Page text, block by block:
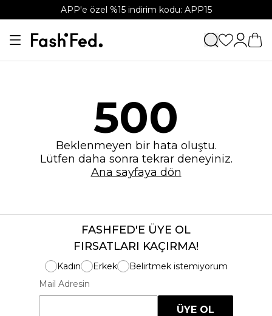
APP'e özel %15 indirim kodu: APP15
500
Beklenmeyen bir hata oluştu.
Lütfen daha sonra tekrar deneyiniz.
Ana sayfaya dön
FASHFED'E ÜYE OL
FIRSATLARI KAÇIRMA!
Kadın Erkek
Belirtmek istemiyorum
Mail Adresin
ÜYE OL